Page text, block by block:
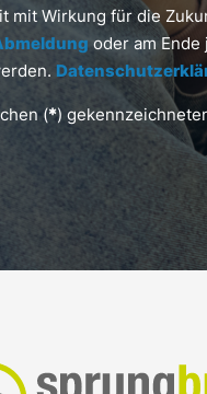
mit Wirkung für die
oder am Ende
(*)